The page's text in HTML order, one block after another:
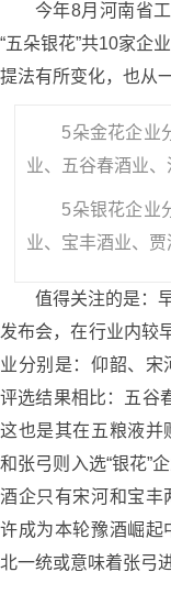
今年8月河南省
“五朵银花”共10家企
提法有所变化，也从
5朵金花企业
业、五谷春酒业、
5朵银花企业
业、宝丰酒业、贾
值得关注的是：
发布会，在行业内较
业分别是：仰韶、宋
评选结果相比：五谷
这也是其在五粮液并
和张弓则入选“银花”
酒企只有宋河和宝丰
许成为本轮豫酒崛起
北一统或意味着张弓